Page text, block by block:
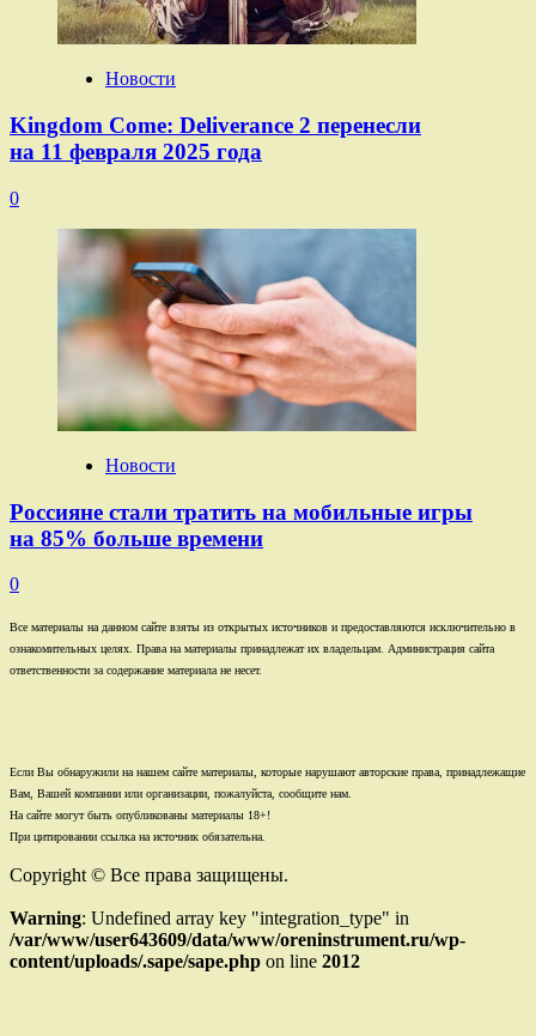
Новости
Kingdom Come: Deliverance 2 перенесли
на 11 февраля 2025 года
0
Новости
Россияне стали тратить на мобильные игры
на 85% больше времени
0
Все материалы на данном сайте взяты из открытых источников и предоставляются исключительно в
ознакомительных целях. Права на материалы принадлежат их владельцам. Администрация сайта
ответственности за содержание материала не несет.
Если Вы обнаружили на нашем сайте материалы, которые нарушают авторские права, принадлежащие
Вам, Вашей компании или организации, пожалуйста, сообщите нам.
На сайте могут быть опубликованы материалы 18+!
При цитировании ссылка на источник обязательна.
Copyright © Все права защищены.
Warning: Undefined array key "integration_type" in
/var/www/user643609/data/www/oreninstrument.ru/wp-
content/uploads/.sape/sape.php on line 2012